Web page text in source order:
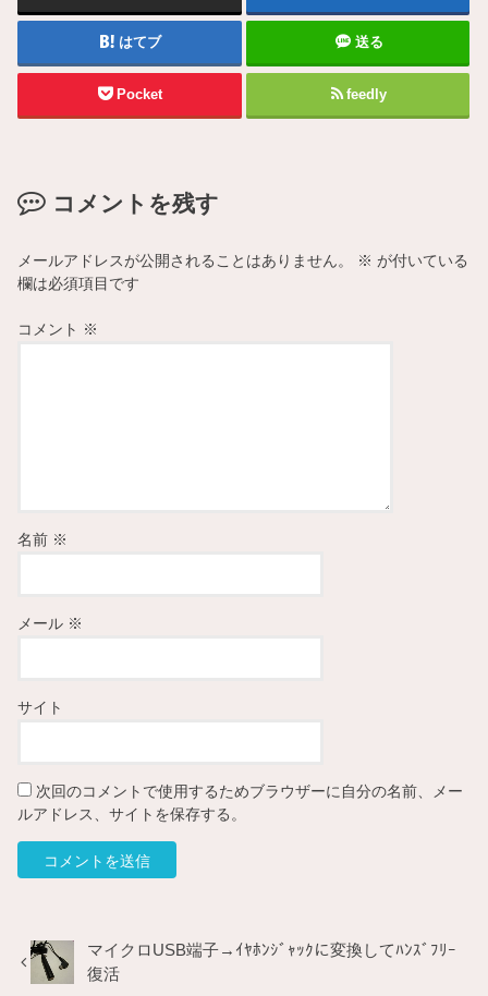
はてブ 送る
Pocket feedly
コメントを残す
メールアドレスが公開されることはありません。 ※ が付いている
欄は必須項目です
コメント ※
名前 ※
メール ※
サイト
次回のコメントで使用するためブラウザーに自分の名前、メー
ルアドレス、サイトを保存する。
マイクロUSB端子→ｲﾔﾎﾝｼﾞｬｯｸに変換してﾊﾝｽﾞﾌﾘｰ
復活